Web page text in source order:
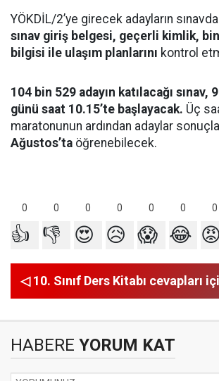
YÖKDİL/2’ye girecek adayların
sınav giriş belgesi, geçerli kimlik,
bilgisi ile ulaşım planlarını kontrol
104 bin 529 adayın katılacağı sınav,
günü saat 10.15’te başlayacak. Üç
maratonunun ardından adaylar
Ağustos’ta öğrenebilecek.
0 0 0 0 0 0 0
👍 👎 😍 😥 😱 😂 😡
◁ 10. Sınıf Ders Kitabı cevapları
HABERE YORUM KAT